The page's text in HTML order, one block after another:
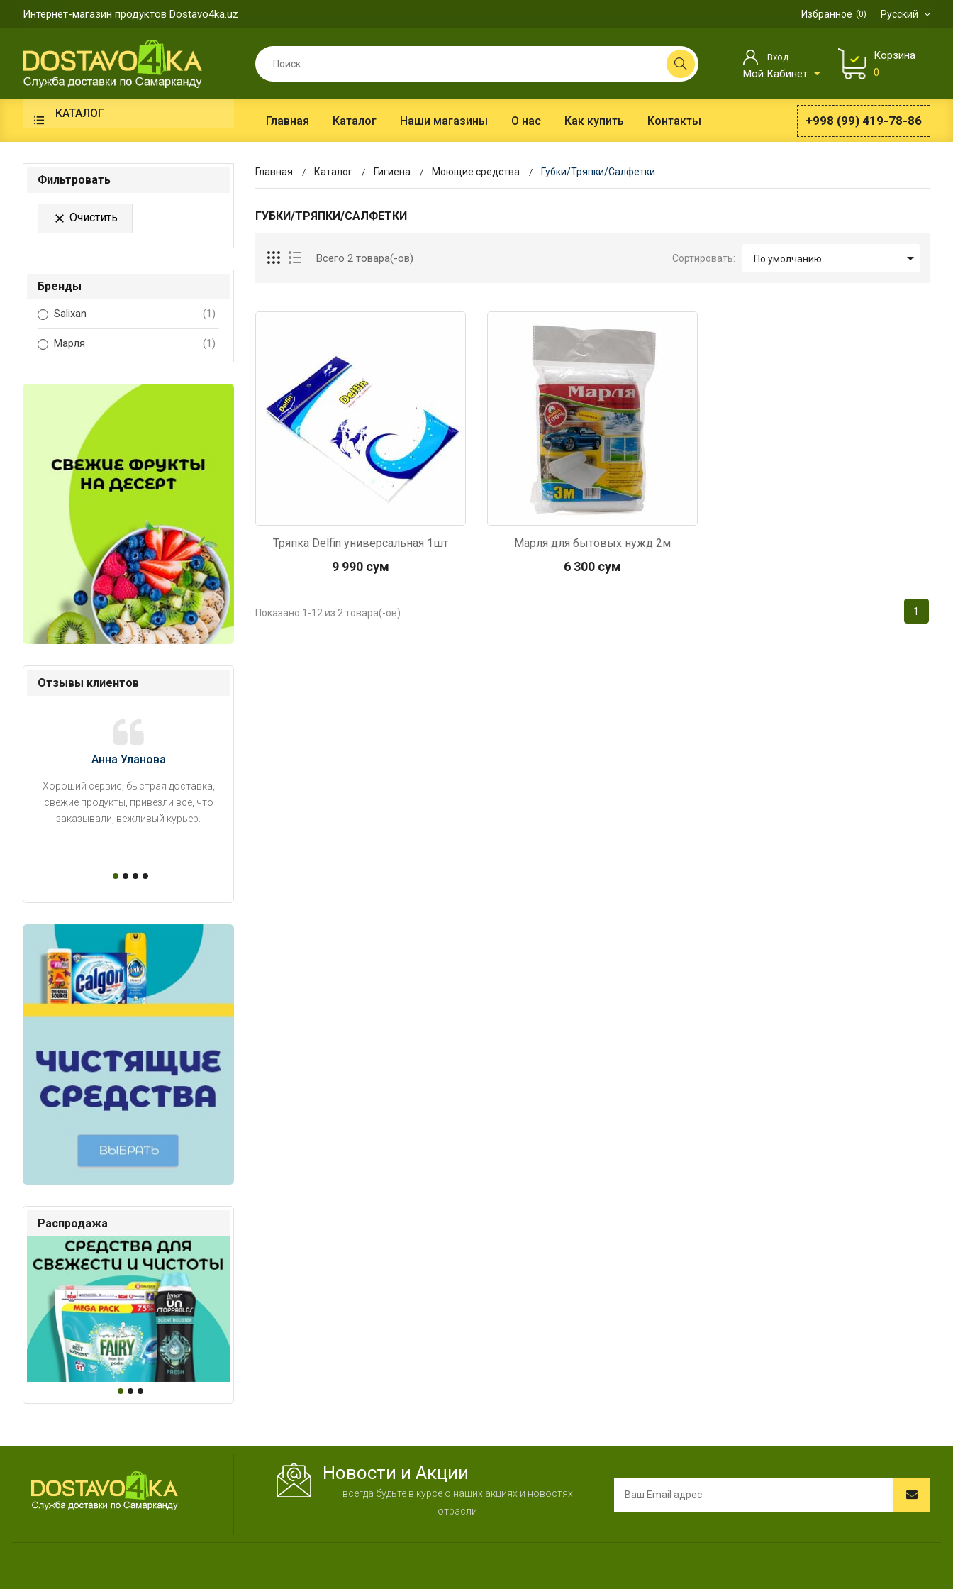
Интернет-магазин продуктов Dostavo4ka.uz Русский
Избранное 0
Вход
Мой Кабинет
Корзина
0
КАТАЛОГ
Главная Каталог Наши магазины О нас Как купить Контакты +998 (99) 419-78-86
Фильтровать
 Очистить
Бренды
Salixan (1)
Марля (1)
Отзывы клиентов
Анна Уланова
Хороший сервис, быстрая доставка,
свежие продукты, привезли все, что
заказывали, вежливый курьер.
Распродажа
Главная Каталог Гигиена Моющие средства Губки/Тряпки/Салфетки
ГУБКИ/ТРЯПКИ/САЛФЕТКИ
Всего 2 товара(-ов) По умолчанию 
Сортировать:
Код: 2985
Тряпка Delfin универсальная 1шт
9 990 сум
Марля для бытовых нужд 2м
6 300 сум
Показано 1-12 из 2 товара(-ов) 1
Новости и Акции
всегда будьте в курсе о наших акциях и новостях
отрасли